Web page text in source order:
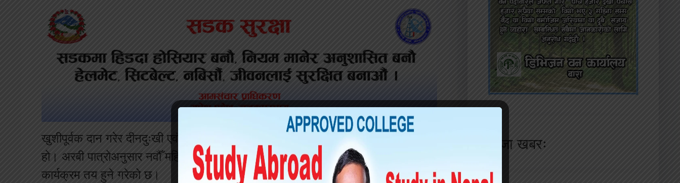
खुशीपूर्वक दान गरेर दीनदुःखी एवं गरीबलाई बाँडिने भएकाले यो पर्वलाई इद उल फित्र भनिएको
हो। अरबी पात्रोअनुसार नवौँ महिनाको अन्तिम दिन चन्द्रमा देखिएपछि इद उल फित्र मनाउने
कार्यक्रम तय हुने गरेको छ।
ताजा खबरः